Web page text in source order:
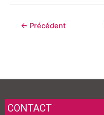
← Précédent
CONTACT